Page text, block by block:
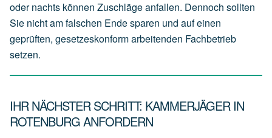
oder nachts können Zuschläge anfallen. Dennoch sollten
Sie nicht am falschen Ende sparen und auf einen
geprüften, gesetzeskonform arbeitenden Fachbetrieb
setzen.
IHR NÄCHSTER SCHRITT: KAMMERJÄGER IN
ROTENBURG ANFORDERN